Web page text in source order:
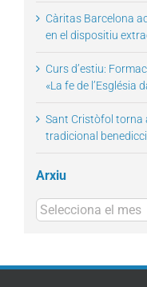
Càritas Barcelona
en el dispositiu
Curs d’estiu:
«La fe de l’Església
Sant Cristòfol torna
tradicional
Arxiu
Arxius